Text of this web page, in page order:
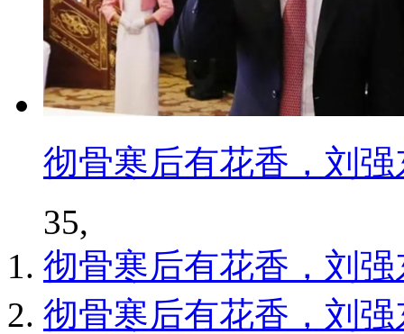
彻骨寒后有花香，刘
35,
彻骨寒后有花香，刘
彻骨寒后有花香，刘